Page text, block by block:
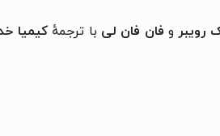
رویبر و فان فان لی با ترجمهٔکیمیا